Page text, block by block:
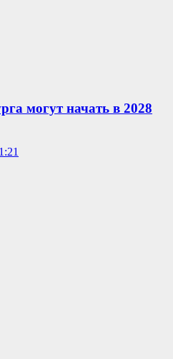
могут начать в 2028